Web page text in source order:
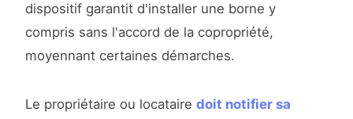
dispositif garantit d'installer une borne y
compris sans l'accord de la copropriété,
moyennant certaines démarches.
Le propriétaire ou locataire doit notifier sa